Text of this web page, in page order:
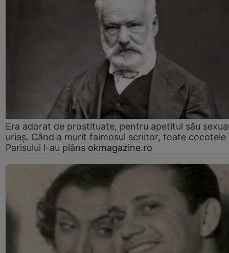
Era adorat de prostituate, pentru apetitul său
uriaș. Când a murit faimosul scriitor, toate cocotele
Parisului l-au plâns okmagazine.ro